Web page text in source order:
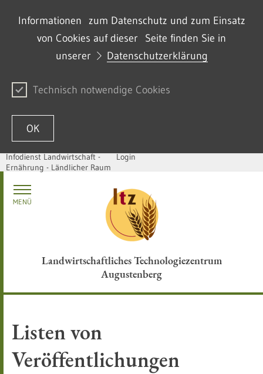
Informationen zum Datenschutz und zum Einsatz
von Cookies auf dieser Seite finden Sie in
unserer
Datenschutzerklärung
Technisch notwendige Cookies
OK
Skip to content
Infodienst Landwirtschaft -
Ernährung - Ländlicher Raum
Login
Landwirtschaftliches Technologiezentrum
Augustenberg
MENÜ
Listen von
Veröffentlichungen